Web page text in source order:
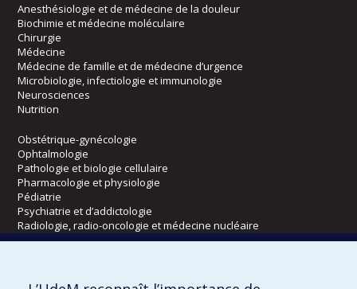
Anesthésiologie et de médecine de la douleur
Biochimie et médecine moléculaire
Chirurgie
Médecine
Médecine de famille et de médecine d’urgence
Microbiologie, infectiologie et immunologie
Neurosciences
Nutrition
Obstétrique-gynécologie
Ophtalmologie
Pathologie et biologie cellulaire
Pharmacologie et physiologie
Pédiatrie
Psychiatrie et d’addictologie
Radiologie, radio-oncologie et médecine nucléaire